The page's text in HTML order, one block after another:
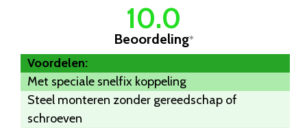
10.0
Beoordeling*
Voordelen:
Met speciale snelfix koppeling
Steel monteren zonder gereedschap of
schroeven